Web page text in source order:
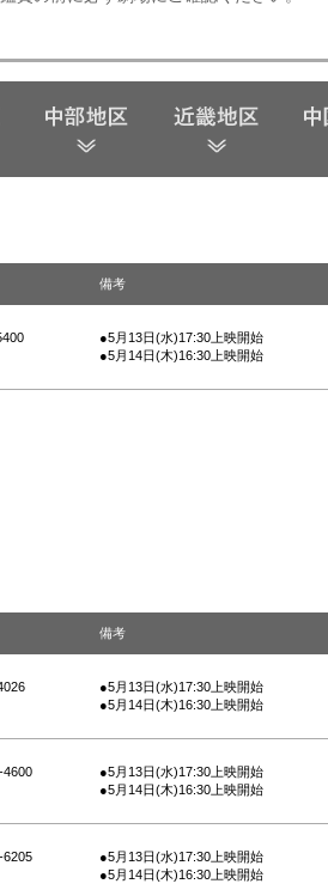
備考
●5月13日(水)17:30上映開始
●5月14日(木)16:30上映開始
備考
●5月13日(水)17:30上映開始
●5月14日(木)16:30上映開始
4600
●5月13日(水)17:30上映開始
●5月14日(木)16:30上映開始
6205
●5月13日(水)17:30上映開始
●5月14日(木)16:30上映開始